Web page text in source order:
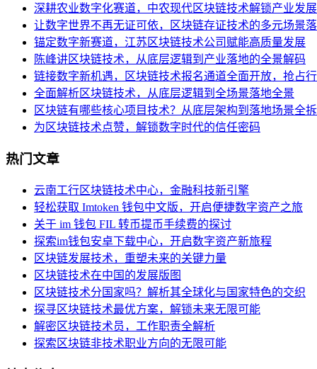
深耕农业数字化赛道，中农现代区块链技术解锁产业发
让数字世界不再无证可依，区块链存证技术的多元场景
锚定数字新赛道，江苏区块链技术公司赋能高质量发展
陈峰讲区块链技术，从底层逻辑到产业落地的全景解码
链接数字新机遇，区块链技术报名通道全面开放，抢占
全面解析区块链技术，从底层逻辑到全场景落地全景
区块链有哪些核心项目技术？从底层架构到落地场景全
为区块链技术点赞，解锁数字时代的信任密码
热门文章
云南工行区块链技术中心，金融科技新引擎
轻松获取 Imtoken 钱包中文版，开启便捷数字资产之旅
关于 im 钱包 FIL 转币提币手续费的探讨
探索im钱包安卓下载中心，开启数字资产新旅程
区块链发展技术，重塑未来的关键力量
区块链技术在中国的发展版图
区块链技术分国家吗？解析其全球化与国家特色的交织
探寻区块链技术最优方案，解锁未来无限可能
解密区块链技术员，工作职责全解析
探索区块链非技术职业方向的无限可能